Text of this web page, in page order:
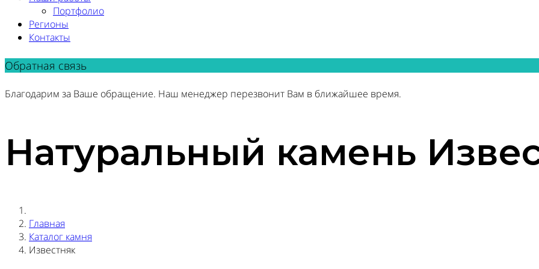
Портфолио
Регионы
Контакты
Обратная связь
Благодарим за Ваше обращение. Наш менеджер перезвонит Вам в ближайшее время.
Натуральный камень
Главная
Каталог камня
Известняк